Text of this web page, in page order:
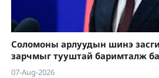
Соломоны арлуудын шинэ
зарчмыг тууштай баримталж
07-Aug-2026